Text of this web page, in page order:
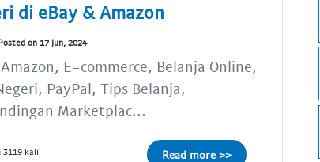
di eBay & Amazon
on 17 Jun, 2024
E-commerce, Belanja Online,
PayPal, Tips Belanja,
Marketplac...
3119 kali Read more >>